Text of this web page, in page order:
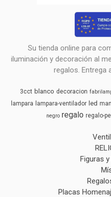
Su tienda online para
iluminación y decoración al
regalos. Entrega
3cct blanco decoracion
lampara lampara-ventilador led
negro regalo regalo-
Figuras
Placas